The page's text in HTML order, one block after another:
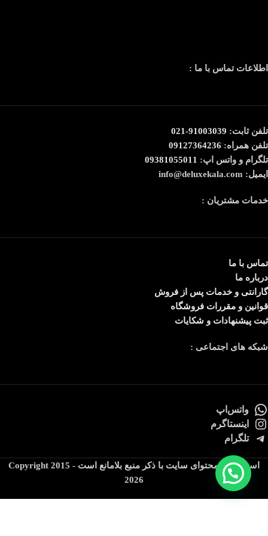
اطلاعات تماس با ما :
تلفن ثابت: 91003039-021
تلفن همراه: 09127364236
تلگرام و واتس اپ: 09381055011
ایمیل: info@deluxekala.com
خدمات مشتریان :
تماس با ما
درباره ما
گارانتی و خدمات پس از فروش
قوانین و مقررات فروشگاه
ثبت پیشنهادات و شکایات
شبکه های اجتماعی :
واتس‌اپ
اینستاگرم
تلگرام
استفاده از محتوای سایت با ذکر منبع بلامانع است Copyright 2015 -
2026